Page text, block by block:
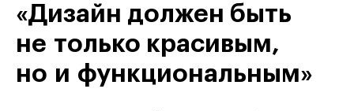
«Дизайн должен быть
не только красивым,
но и функциональным»